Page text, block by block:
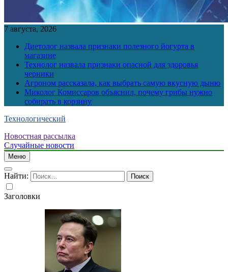
7 августа, 2026
Диетолог назвала признаки полезного йогурта в
магазине
Технолог назвала признаки опасной для здоровья
черники
Агроном рассказала, как выбрать самую вкусную дыню
Миколог Комиссаров объяснил, почему грибы нужно
собирать в корзину
Технологический
Новостная рассылка
Случайные новости
Меню
Найти:
Заголовки